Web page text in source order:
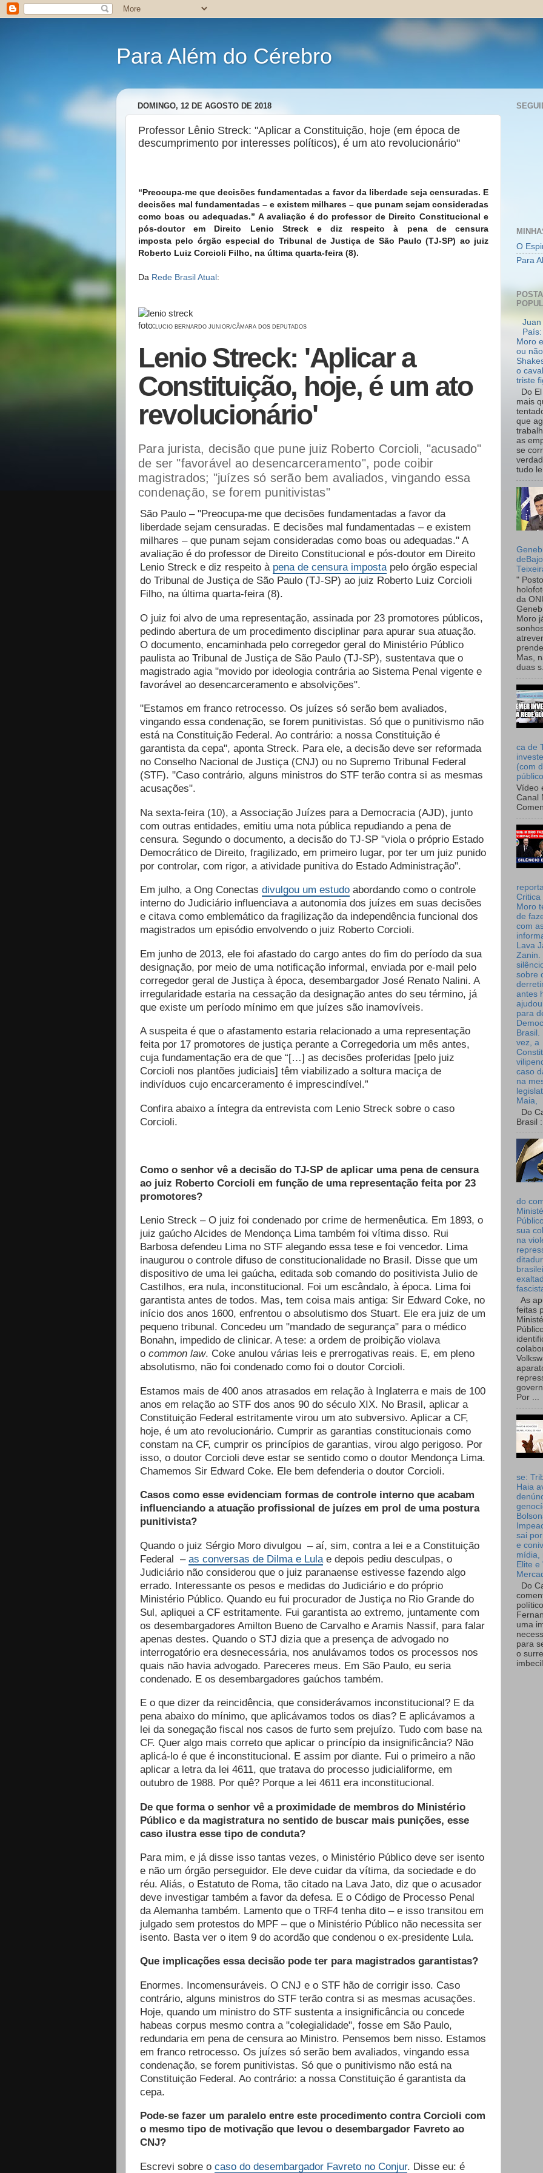
Para Além do Cérebro
DOMINGO, 12 DE AGOSTO DE 2018
Professor Lênio Streck: "Aplicar a Constituição, hoje (em época de
descumprimento por interesses políticos), é um ato revolucionário"
“Preocupa-me que decisões fundamentadas a favor da liberdade seja censuradas. E
decisões mal fundamentadas – e existem milhares – que punam sejam consideradas
como boas ou adequadas.” A avaliação é do professor de Direito Constitucional e
pós-doutor em Direito Lenio Streck e diz respeito à pena de censura
imposta pelo órgão especial do Tribunal de Justiça de São Paulo (TJ-SP) ao juiz
Roberto Luiz Corcioli Filho, na última quarta-feira (8).
Da Rede Brasil Atual:
foto: LUCIO BERNARDO JUNIOR/CÂMARA DOS DEPUTADOS
Lenio Streck: 'Aplicar a
Constituição, hoje, é um ato
revolucionário'
Para jurista, decisão que pune juiz Roberto Corcioli, "acusado"
de ser "favorável ao desencarceramento", pode coibir
magistrados; "juízes só serão bem avaliados, vingando essa
condenação, se forem punitivistas"
São Paulo – "Preocupa-me que decisões fundamentadas a favor da
liberdade sejam censuradas. E decisões mal fundamentadas – e existem
milhares – que punam sejam consideradas como boas ou adequadas." A
avaliação é do professor de Direito Constitucional e pós-doutor em Direito
Lenio Streck e diz respeito à pena de censura impostapeloórgão especial
do Tribunal de Justiça de São Paulo (TJ-SP)ao juiz Roberto Luiz Corcioli
Filho, na última quarta-feira (8).
O juiz foi alvo de uma representação, assinada por 23 promotores públicos,
pedindo abertura de um procedimento disciplinar para apurar sua atuação.
O documento,encaminhada pelo corregedor geral do Ministério Público
paulista ao Tribunal de Justiça de São Paulo (TJ-SP),sustentava que o
magistrado agia "movido por ideologia contrária ao Sistema Penal vigente e
favorável ao desencarceramento e absolvições".
"Estamos em franco retrocesso. Os juízes só serão bem avaliados,
vingando essa condenação, se forem punitivistas. Só que o punitivismo não
está na Constituição Federal. Ao contrário: a nossa Constituição é
garantista da cepa", aponta Streck. Para ele, a decisão deve ser reformada
no Conselho Nacional de Justiça (CNJ) ou no Supremo Tribunal Federal
(STF). "Caso contrário, alguns ministros do STF terão contra si as mesmas
acusações".
Na sexta-feira (10), a Associação Juízes para a Democracia (AJD), junto
com outras entidades, emitiu uma nota pública repudiando a pena de
censura. Segundo o documento, a decisão do TJ-SP"viola o próprio Estado
Democrático de Direito, fragilizado, em primeiro lugar, por ter um juiz punido
por controlar, com rigor, a atividade punitiva do Estado Administração".
Em julho, a Ong Conectasdivulgou um estudo abordando como o controle
interno do Judiciário influenciava a autonomia dos juízes em suas decisões
e citava como emblemático da fragilização da independência funcional dos
magistrados um episódio envolvendo o juiz Roberto Corcioli.
Em junho de 2013, ele foi afastado do cargo antes do fim do período da sua
designação, por meio de uma notificação informal, enviada por e-mail pelo
corregedor geral de Justiça à época, desembargador José Renato Nalini. A
irregularidade estaria na cessação da designação antes do seu término, já
que existe um período mínimo em que juízes são inamovíveis.
A suspeita é que o afastamento estaria relacionado a uma representação
feita por 17 promotores de justiça perante a Corregedoria um mês antes,
cuja fundamentação era de que “[…] as decisões proferidas [pelo juiz
Corcioli nos plantões judiciais] têm viabilizado a soltura maciça de
indivíduos cujo encarceramento é imprescindível.”
Confira abaixo a íntegra da entrevista com Lenio Streck sobre o caso
Corcioli.
Como o senhor vê a decisão do TJ-SP de aplicar uma pena de censura
ao juiz Roberto Corcioli em função de uma representação feita por 23
promotores?
Lenio Streck – O juiz foi condenado por crime de hermenêutica. Em 1893, o
juiz gaúcho Alcides de Mendonça Lima também foi vítima disso. Rui
Barbosa defendeu Lima no STF alegando essa tese e foi vencedor. Lima
inaugurou o controle difuso de constitucionalidade no Brasil. Disse que um
dispositivo de uma lei gaúcha, editada sob comando do positivista Julio de
Castilhos, era nula, inconstitucional. Foi um escândalo, à época. Lima foi
garantista antes de todos. Mas, tem coisa mais antiga: Sir Edward Coke, no
início dos anos 1600, enfrentou o absolutismo dos Stuart. Ele era juiz de um
pequeno tribunal. Concedeu um "mandado de segurança" para o médico
Bonahn, impedido de clinicar. A tese: a ordem de proibição violava
ocommon law. Coke anulou várias leis e prerrogativas reais. E, em pleno
absolutismo, não foi condenado como foi o doutor Corcioli.
Estamos mais de 400 anos atrasados em relação à Inglaterra e mais de 100
anos em relação ao STF dos anos 90 do século XIX. No Brasil, aplicar a
Constituição Federal estritamente virou um ato subversivo. Aplicar a CF,
hoje, é um ato revolucionário. Cumprir as garantias constitucionais como
constam na CF, cumprir os princípios de garantias, virou algo perigoso. Por
isso, o doutor Corcioli deve estar se sentido como o doutor Mendonça Lima.
Chamemos Sir Edward Coke. Ele bem defenderia o doutor Corcioli.
Casos como esse evidenciam formas de controle interno que acabam
influenciando a atuação profissional de juízes em prol de uma postura
punitivista?
Quando o juiz Sérgio Moro divulgou – aí, sim, contra a lei e a Constituição
Federal –as conversas de Dilma e Lula e depois pediu desculpas, o
Judiciário não considerou que o juiz paranaense estivesse fazendo algo
errado. Interessante os pesos e medidas do Judiciário e do próprio
Ministério Público. Quando eu fui procurador de Justiça no Rio Grande do
Sul, apliquei a CF estritamente. Fui garantista ao extremo, juntamente com
os desembargadores Amilton Bueno de Carvalho e Aramis Nassif, para falar
apenas destes. Quando o STJ dizia que a presença de advogado no
interrogatório era desnecessária, nos anulávamos todos os processos nos
quais não havia advogado. Pareceres meus. Em São Paulo, eu seria
condenado. E os desembargadores gaúchos também.
E o que dizer da reincidência, que considerávamos inconstitucional? E da
pena abaixo do mínimo, que aplicávamos todos os dias? E aplicávamos a
lei da sonegação fiscal nos casos de furto sem prejuízo. Tudo com base na
CF. Quer algo mais correto que aplicar o princípio da insignificância? Não
aplicá-lo é que é inconstitucional. E assim por diante. Fui o primeiro a não
aplicar a letra da lei 4611, que tratava do processo judicialiforme, em
outubro de 1988. Por quê? Porque a lei 4611 era inconstitucional.
De que forma o senhor vê a proximidade de membros do Ministério
Público e da magistratura no sentido de buscar mais punições, esse
caso ilustra esse tipo de conduta?
Para mim, e já disse isso tantas vezes, o Ministério Público deve ser isento
e não um órgão perseguidor. Ele deve cuidar da vítima, da sociedade e do
réu. Aliás, o Estatuto de Roma, tão citado na Lava Jato, diz que o acusador
deve investigar também a favor da defesa. E o Código de Processo Penal
da Alemanha também. Lamento que o TRF4 tenha dito – e isso transitou em
julgado sem protestos do MPF – que o Ministério Público não necessita ser
isento. Basta ver o item 9 do acordão que condenou o ex-presidente Lula.
Que implicações essa decisão pode ter para magistrados garantistas?
Enormes. Incomensuráveis. O CNJ e o STF hão de corrigir isso. Caso
contrário, alguns ministros do STF terão contra si as mesmas acusações.
Hoje, quando um ministro do STF sustenta a insignificância ou concede
habeas corpus mesmo contra a "colegialidade", fosse em São Paulo,
redundaria em pena de censura ao Ministro. Pensemos bem nisso. Estamos
em franco retrocesso. Os juízes só serão bem avaliados, vingando essa
condenação, se forem punitivistas. Só que o punitivismo não está na
Constituição Federal. Ao contrário: a nossa Constituição é garantista da
cepa.
Pode-se fazer um paralelo entre este procedimento contra Corcioli com
o mesmo tipo de motivação que levou o desembargador Favreto ao
CNJ?
Escrevi sobre ocaso do desembargador Favreto no Conjur. Disse eu: é
O
Para
Juan
Moro
ou
o
triste
Do
mais
que
as
se
tudo
"
da
Moro
Mas,
duas
ca de
(com
Vídeo
Canal
Critica
Moro
de
com
Lava
Zanin.
sobre
antes
para
Brasil.
vez, a
caso
na
Maia,
Do
Brasil :
do
sua
na
As
feitas
Por ...
se:
Haia
sai
e
mídia,
Elite e
Do
uma
para
o